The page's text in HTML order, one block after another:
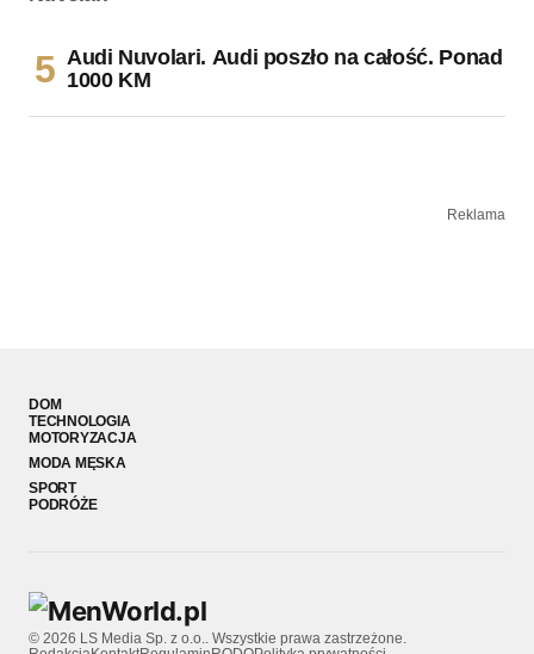
Audi Nuvolari. Audi poszło na całość. Ponad
1000 KM
Reklama
DOM
TECHNOLOGIA
MOTORYZACJA
MODA MĘSKA
SPORT
PODRÓŻE
© 2026 LS Media Sp. z o.o.. Wszystkie prawa zastrzeżone.